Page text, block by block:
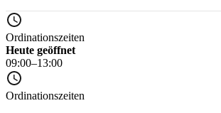
Ordinationszeiten
Heute geöffnet
09:00–13:00
Ordinationszeiten